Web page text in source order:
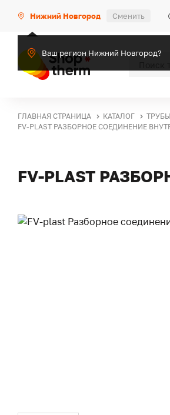
Нижний Новгород Сменить
Ваш регион Нижний Новгород?
ГЛАВНАЯ СТРАНИЦА КАТАЛОГ
FV-PLAST РАЗБОРНОЕ СОЕДИНЕНИЕ
FV-PLAST